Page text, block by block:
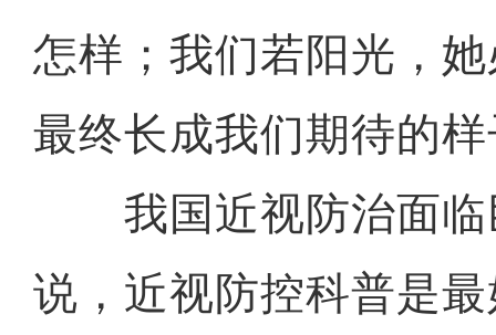
怎样；我们若阳光，
最终长成我们期待的样
我国近视防治面临
说，近视防控科普是最